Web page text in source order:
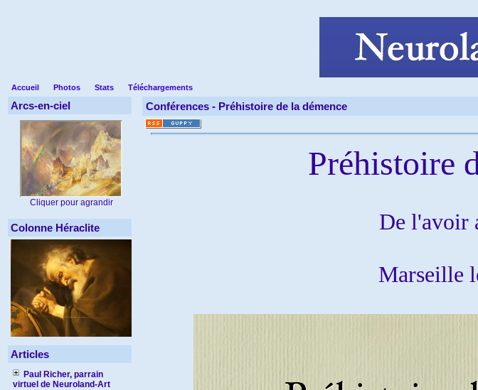
Accueil Photos Stats Téléchargements
Arcs-en-ciel
Cliquer pour agrandir
Colonne Héraclite
Articles
Paul Richer, parrain
virtuel de Neuroland-Art
Conférences - Préhistoire de la démence
Préhistoire
De l'avoir
Marseille